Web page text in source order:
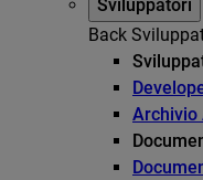
Sviluppatori
Back
Archivio